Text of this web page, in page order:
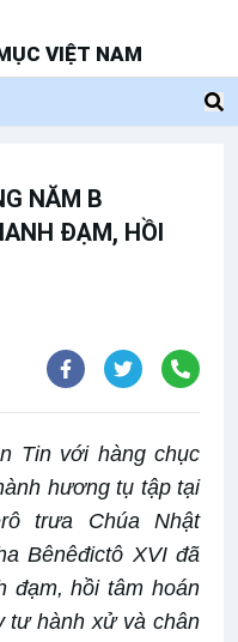
VIỆT NAM
NĂM B
ĐẠM, HỒI
Tin với hàng chục
hương tụ tập tại
trưa Chúa Nhật
Bênêđictô XVI đã
đạm, hồi tâm hoán
tư hành xử và chân